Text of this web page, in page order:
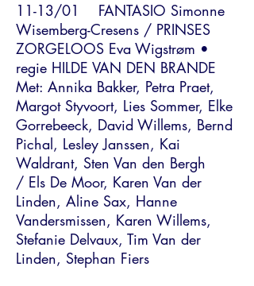
11-13/01 FANTASIO Simonne
Wisemberg-Cresens / PRINSES
ZORGELOOS Eva Wigstrøm •
regie HILDE VAN DEN BRANDE
Met: Annika Bakker, Petra Praet,
Margot Styvoort, Lies Sommer, Elke
Gorrebeeck, David Willems, Bernd
Pichal, Lesley Janssen, Kai
Waldrant, Sten Van den Bergh
/ Els De Moor, Karen Van der
Linden, Aline Sax, Hanne
Vandersmissen, Karen Willems,
Stefanie Delvaux, Tim Van der
Linden, Stephan Fiers